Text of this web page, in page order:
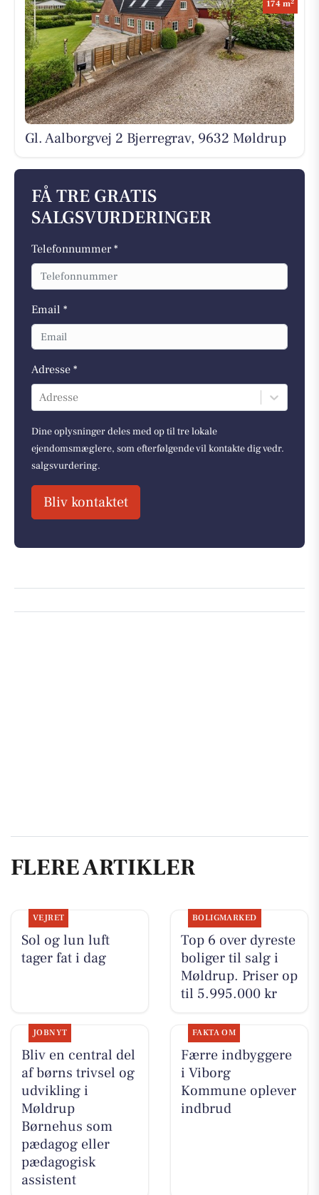
174 m
Gl. Aalborgvej 2 Bjerregrav, 9632 Møldrup
FÅ TRE GRATIS
SALGSVURDERINGER
Telefonnummer *
Email *
Adresse *
Adresse
Dine oplysninger deles med op til tre lokale
ejendomsmæglere, som efterfølgende vil kontakte dig vedr.
salgsvurdering.
Bliv kontaktet
FLERE ARTIKLER
VEJRET
Sol og lun luft
tager fat i dag
BOLIGMARKED
Top 6 over dyreste
boliger til salg i
Møldrup. Priser op
til 5.995.000 kr
JOBNYT
Bliv en central del
af børns trivsel og
udvikling i
Møldrup
Børnehus som
pædagog eller
pædagogisk
assistent
FAKTA OM
Færre indbyggere
i Viborg
Kommune oplever
indbrud